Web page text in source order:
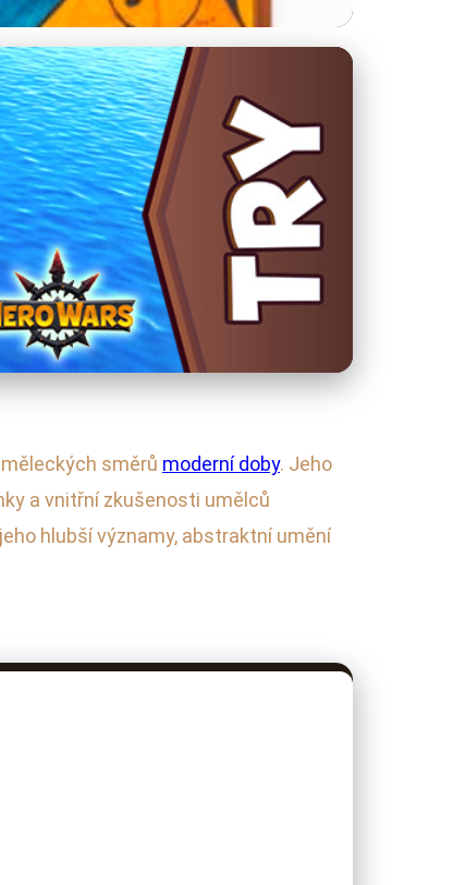
umění
směrů moderní doby. Jeho
a vnitřní zkušenosti umělců
hlubší významy, abstraktní umění